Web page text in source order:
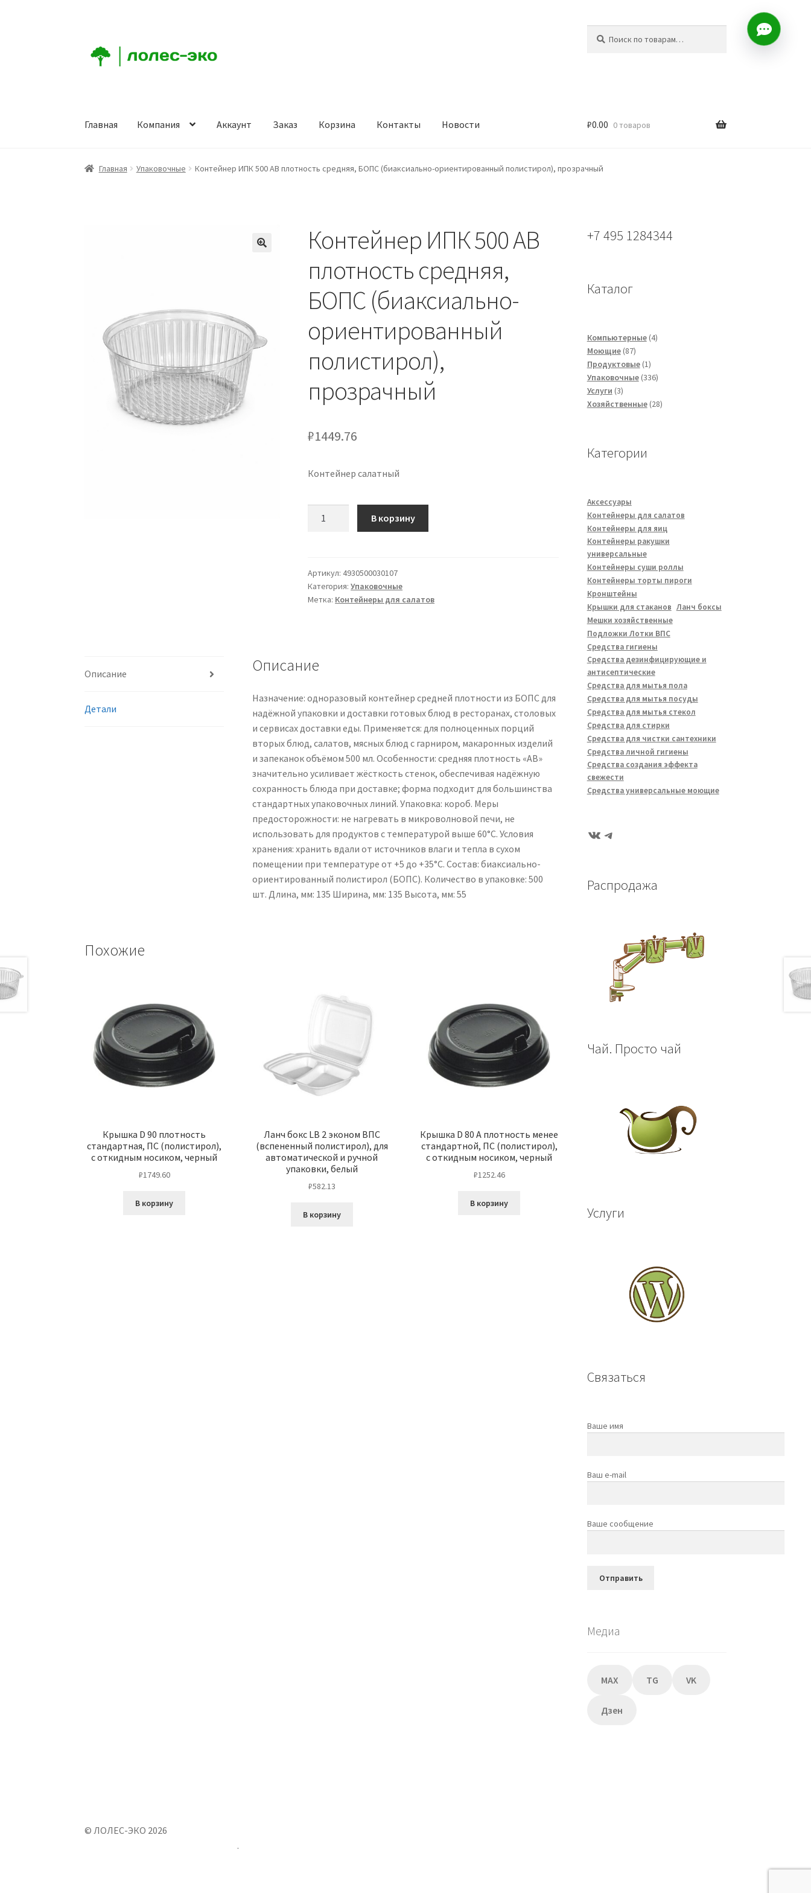
навигации
содержимому
Главная Компания Аккаунт Заказ Корзина Контакты Новости
Главная Компания Аккаунт Заказ КорзинаКонтакты
₽0.00 0 товаров
Главная Упаковочные Контейнер ИПК 500 АВ плотность средняя, БОПС (биаксиально-ориентированный полистирол), прозрачный
Контейнер ИПК 500 АВ
плотность средняя,
БОПС (биаксиально-
ориентированный
полистирол),
прозрачный
₽1449.76
Контейнер салатный
500
АВ
плотность
ориентированный
В корзину
Артикул:4930500030107
Категория:Упаковочные
Метка: Контейнеры для салатов
Описание
Детали
Описание
Назначение: одноразовый контейнер средней плотности из БОПС для
надёжной упаковки и доставки готовых блюд в ресторанах, столовых
и сервисах доставки еды. Применяется: для полноценных порций
вторых блюд, салатов, мясных блюд с гарниром, макаронных изделий
и запеканок объёмом 500 мл. Особенности: средняя плотность «АВ»
значительно усиливает жёсткость стенок, обеспечивая надёжную
сохранность блюда при доставке; форма подходит для большинства
стандартных упаковочных линий. Упаковка: короб. Меры
предосторожности: не нагревать в микроволновой печи, не
использовать для продуктов с температурой выше 60°C. Условия
хранения: хранить вдали от источников влаги и тепла в сухом
помещении при температуре от +5 до +35°C. Состав: биаксиально-
ориентированный полистирол (БОПС). Количество в упаковке: 500
шт. Длина, мм: 135 Ширина, мм: 135 Высота, мм: 55
Похожие
Крышка D 90 плотность
стандартная, ПС (полистирол),
с откидным носиком, черный
₽1749.60
В корзину
Ланч бокс LB 2 эконом ВПС
(вспененный полистирол), для
автоматической и ручной
упаковки, белый
₽582.13
В корзину
Крышка D 80 А плотность менее
стандартной, ПС (полистирол),
с откидным носиком, черный
₽1252.46
В корзину
+7 495 1284344
Каталог
Компьютерные 44
Моющие 8787
товаров
Продуктовые 11
товар
Упаковочные 336336
Услуги 33
товара
Хозяйственные 2828
Категории
Аксессуары
Контейнеры для салатов
Контейнеры для яиц
Контейнеры ракушки
универсальные
Контейнеры суши роллы
Контейнеры торты пироги
Кронштейны
Крышки для стаканов Ланч боксы
Мешки хозяйственные
Подложки Лотки ВПС
Средства гигиены
Средства дезинфицирующие и
антисептические
Средства для мытья пола
Средства для мытья посуды
Средства для мытья стекол
Средства для стирки
Средства для чистки сантехники
Средства личной гигиены
Средства создания эффекта
свежести
Средства универсальные моющие
ВКонтакте
Telegram
Распродажа
Чай. Просто чай
Услуги
Связаться
Ваше имя
Ваш e-mail
Ваше сообщение
Медиа
MAX TG VK
Дзен
© ЛОЛЕС-ЭКО 2026
.